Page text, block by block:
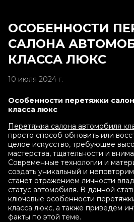
ОСОБЕННОСТИ
САЛОНА
КЛАССА ЛЮКС
10 июля 2024 г.
Особенности перетяжки
класса люкс
Перетяжка салона автомобиля
просто способ обновить или
целое искусство, требующее
мастерства, тщательности и
Современные технологии и
создать уникальный и
станет отражением личности
статус автомобиля. В данной
ключевые особенности
класса люкс, а также приведем
факты по этой теме.